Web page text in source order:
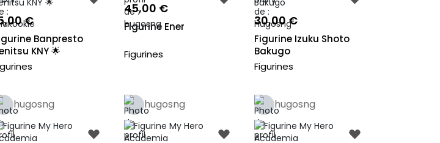
€
Banpresto
KNY 🌟
45,00 €
Figurine Ener
Figurines
30,00 €
Figurine Izuku Shoto
Bakugo
Figurines
hugosng hugosng hugosng